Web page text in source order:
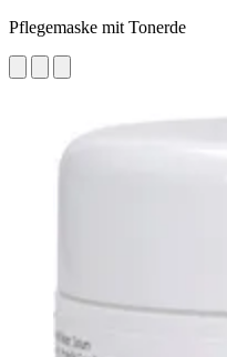
Pflegemaske mit Tonerde